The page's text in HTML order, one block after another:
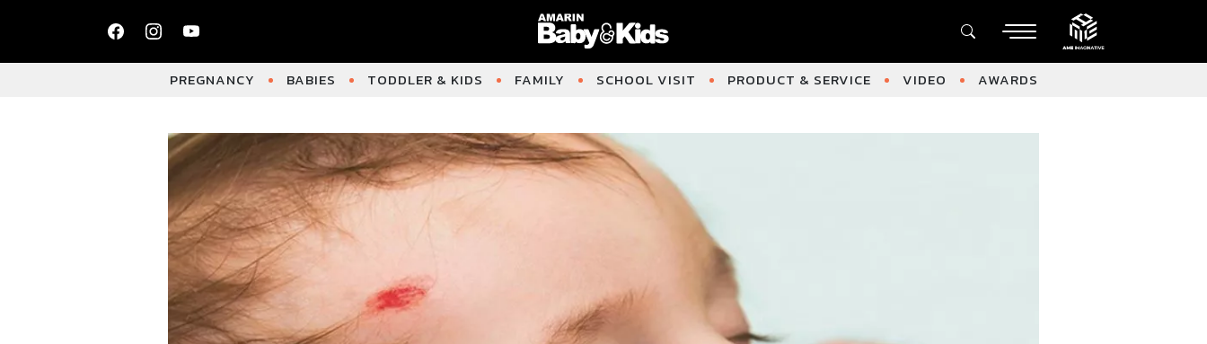
PREGNANCY BABIES TODDLER & KIDS FAMILY SCHOOL VISIT PRODUCT & SERVICE VIDEO AWARDS